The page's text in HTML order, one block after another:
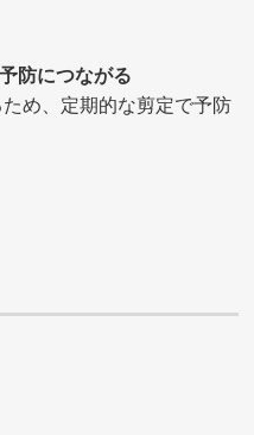
防につながる
め、定期的な剪定で予防